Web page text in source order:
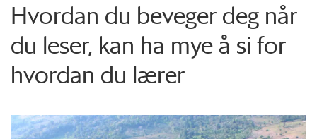
Hvordan du beveger deg når
du leser, kan ha mye å si for
hvordan du lærer